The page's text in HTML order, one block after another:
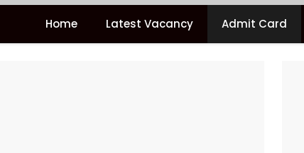
Home Latest Vacancy Admit Card